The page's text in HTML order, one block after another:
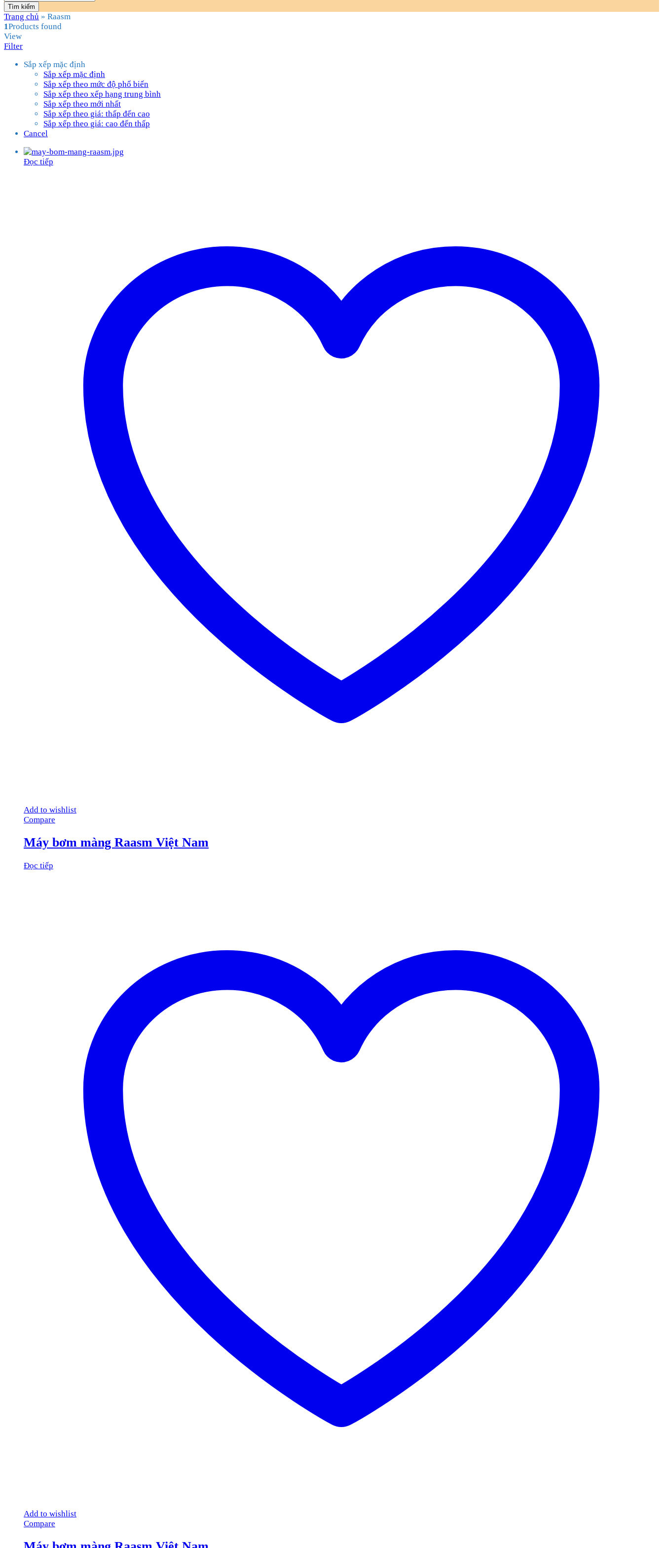
Tìm kiếm
Trang chủ » Raasm
1Products found
View
Filter
Sắp xếp mặc định
Sắp xếp mặc định
Sắp xếp theo mức độ phổ biến
Sắp xếp theo xếp hạng trung bình
Sắp xếp theo mới nhất
Sắp xếp theo giá: thấp đến cao
Sắp xếp theo giá: cao đến thấp
Cancel
Đọc tiếp
Add to wishlist
Compare
Máy bơm màng Raasm Việt Nam
Đọc tiếp
Add to wishlist
Compare